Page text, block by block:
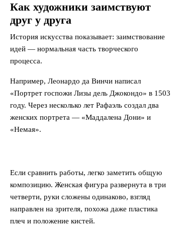
Как художники заимствуют
друг у друга
История искусства показывает: заимствование
идей — нормальная часть творческого
процесса.
Например, Леонардо да Винчи написал
«Портрет госпожи Лизы дель Джокондо» в 1503
году. Через несколько лет Рафаэль создал два
женских портрета — «Маддалена Дони» и
«Немая».
Если сравнить работы, легко заметить общую
композицию. Женская фигура развернута в три
четверти, руки сложены одинаково, взгляд
направлен на зрителя, похожа даже пластика
плеч и положение кистей.